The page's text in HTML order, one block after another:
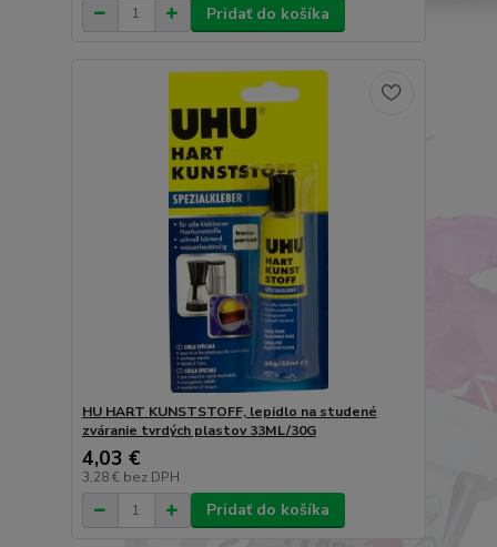
Pridať do košíka
HU HART KUNSTSTOFF, lepidlo na studené
zváranie tvrdých plastov 33ML/30G
4,03 €
3,28 € bez DPH
Pridať do košíka